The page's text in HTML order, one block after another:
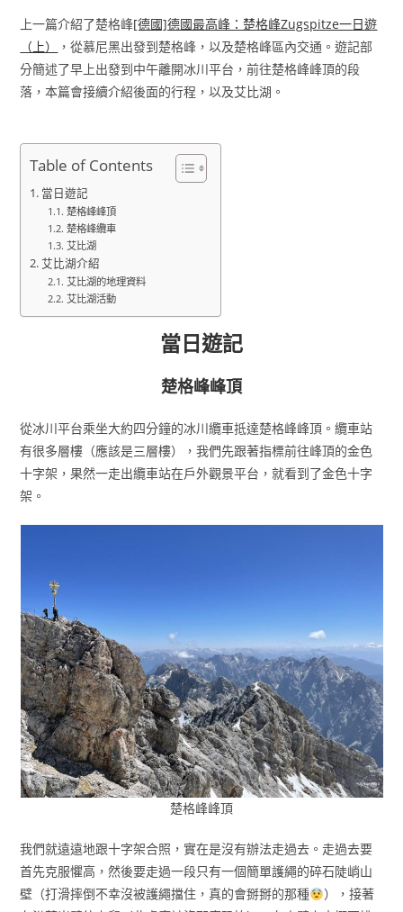
上一篇介紹了楚格峰[德國]德國最高峰：楚格峰Zugspitze一日遊
（上）
，從慕尼黑出發到楚格峰，以及楚格峰區內交通。遊記部
分簡述了早上出發到中午離開冰川平台，前往楚格峰峰頂的段
落，本篇會接續介紹後面的行程，以及艾比湖。
Table of Contents
當日遊記
楚格峰峰頂
楚格峰纜車
艾比湖
艾比湖介紹
艾比湖的地理資料
艾比湖活動
當日遊記
楚格峰峰頂
從冰川平台乘坐大約四分鐘的冰川纜車抵達楚格峰峰頂。纜車站
有很多層樓（應該是三層樓），我們先跟著指標前往峰頂的金色
十字架，果然一走出纜車站在戶外觀景平台，就看到了金色十字
架。
楚格峰峰頂
我們就遠遠地跟十字架合照，實在是沒有辦法走過去。走過去要
首先克服懼高，然後要走過一段只有一個簡單護繩的碎石陡峭山
壁（打滑摔倒不幸沒被護繩擋住，真的會掰掰的那種
），接著